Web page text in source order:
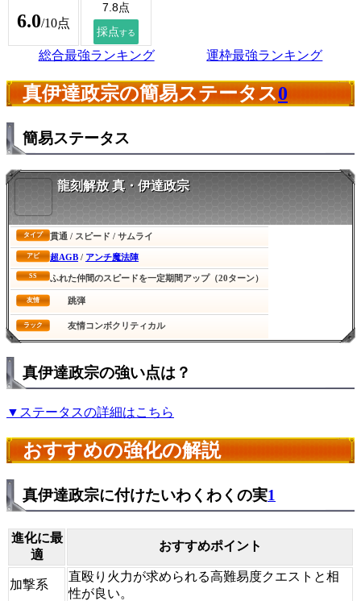
6.0/10点
総合最強ランキング 運枠最強ランキング
真伊達政宗の簡易ステータス0
簡易ステータス
龍刻解放 真・伊達政宗
タイプ 貫通 / スピード / サムライ
アビ 超AGB / アンチ魔法陣
SS ふれた仲間のスピードを一定期間アップ（20ターン）
友情 跳弾
ラック 友情コンボクリティカル
真伊達政宗の強い点は？
▼ステータスの詳細はこちら
おすすめの強化の解説
真伊達政宗に付けたいわくわくの実1
進化に最
適
おすすめポイント
加撃系
直殴り火力が求められる高難易度クエストと相
性が良い。